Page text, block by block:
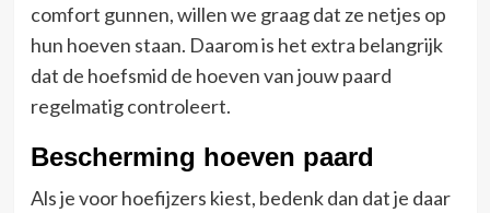
comfort gunnen, willen we graag dat ze netjes op
hun hoeven staan. Daarom is het extra belangrijk
dat de hoefsmid de hoeven van jouw paard
regelmatig controleert.
Bescherming hoeven paard
Als je voor hoefijzers kiest, bedenk dan dat je daar